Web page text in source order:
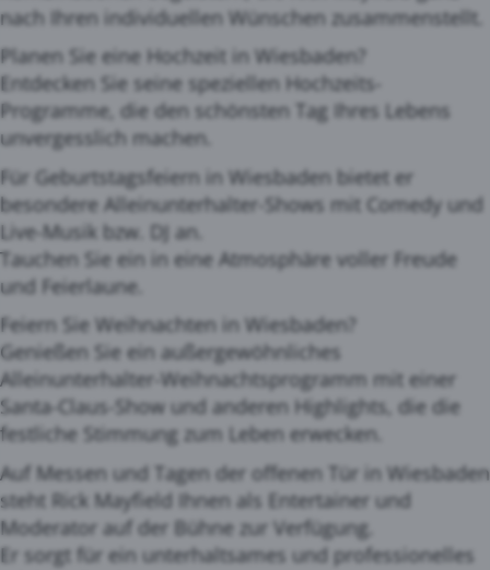
nach Ihren individuellen Wünschen zusammenstellt.
Planen Sie eine Hochzeit in Wiesbaden?
Entdecken Sie seine speziellen Hochzeits-
Programme, die den schönsten Tag Ihres Lebens
unvergesslich machen.
Für Geburtstagsfeiern in Wiesbaden bietet er
besondere Alleinunterhalter-Shows mit Comedy und
Live-Musik bzw. DJ an.
Tauchen Sie ein in eine Atmosphäre voller Freude
und Feierlaune.
Feiern Sie Weihnachten in Wiesbaden?
Genießen Sie ein außergewöhnliches
Alleinunterhalter-Weihnachtsprogramm mit einer
Santa-Claus-Show und anderen Highlights, die die
festliche Stimmung zum Leben erwecken.
Auf Messen und Tagen der offenen Tür in Wiesbaden
steht Rick Mayfield Ihnen als Entertainer und
Moderator auf der Bühne zur Verfügung.
Er sorgt für ein unterhaltsames und professionelles